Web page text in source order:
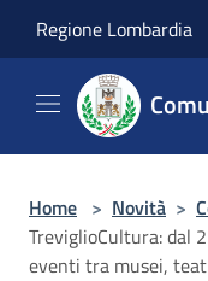
Regione Lombardia
Home > Novità >
TreviglioCultura: dal
eventi tra musei,